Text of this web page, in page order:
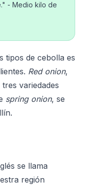
- Medio kilo de
tipos de cebolla es
Red onion,
variedades
spring onion, se
se llama
región